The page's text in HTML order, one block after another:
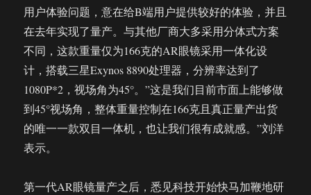
用户体验问题，意在给B端用户提供较好的体验，并且
在去年实现了量产。与其他厂商大多采用分体式方案
不同，这款重量仅为166克的AR眼镜采用一体化设
计，搭载三星Exynos 8890处理器，分辨率达到了
1080P*2，视场角为45°。”这是我们目前市面上能够做
到45°视场角，整体重量控制在166克且真正量产出货
的唯一一款双目一体机，也让我们很有成就感。”刘洋
表示。
第一代AR眼镜量产之后，悉见科技开始快马加鞭地研